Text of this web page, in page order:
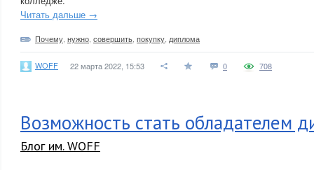
Читать дальше →
Почему нужно совершить покупку диплома
WOFF 22 марта 2022, 15:53 0 708
Возможность стать обладателем
Блог им. WOFF